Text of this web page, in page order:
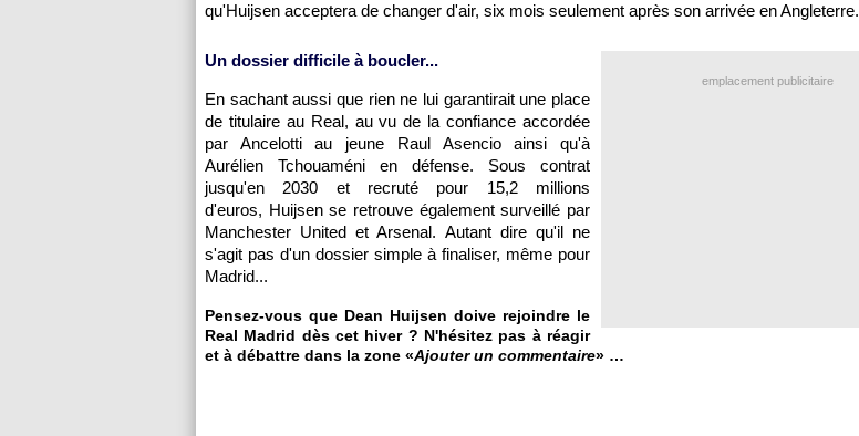
qu'Huijsen acceptera de changer d'air, six mois seulement après son arrivée en Angleterre.
emplacement publicitaire
Un dossier difficile à boucler...
En sachant aussi que rien ne lui garantirait une place
de titulaire au Real, au vu de la confiance accordée
par Ancelotti au jeune Raul Asencio ainsi qu'à
Aurélien Tchouaméni en défense. Sous contrat
jusqu'en 2030 et recruté pour 15,2 millions
d'euros, Huijsen se retrouve également surveillé par
Manchester United et Arsenal. Autant dire qu'il ne
s'agit pas d'un dossier simple à finaliser, même pour
Madrid...
Pensez-vous que Dean Huijsen doive rejoindre le
Real Madrid dès cet hiver ? N'hésitez pas à réagir
et à débattre dans la zone «Ajouter un commentaire» …